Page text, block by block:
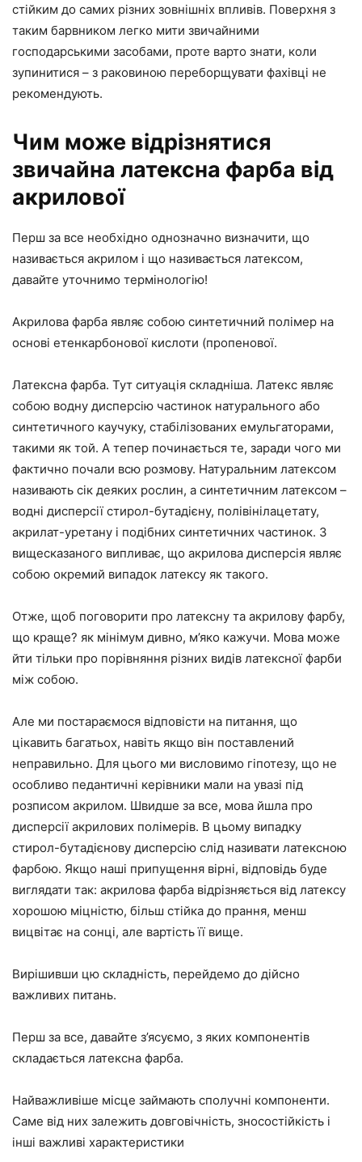
стійким до самих різних зовнішніх впливів. Поверхня з
таким барвником легко мити звичайними
господарськими засобами, проте варто знати, коли
зупинитися – з раковиною переборщувати фахівці не
рекомендують.
Чим може відрізнятися
звичайна латексна фарба від
акрилової
Перш за все необхідно однозначно визначити, що
називається акрилом і що називається латексом,
давайте уточнимо термінологію!
Акрилова фарба являє собою синтетичний полімер на
основі етенкарбонової кислоти (пропенової.
Латексна фарба. Тут ситуація складніша. Латекс являє
собою водну дисперсію частинок натурального або
синтетичного каучуку, стабілізованих емульгаторами,
такими як той. А тепер починається те, заради чого ми
фактично почали всю розмову. Натуральним латексом
називають сік деяких рослин, а синтетичним латексом –
водні дисперсії стирол-бутадієну, полівінілацетату,
акрилат-уретану і подібних синтетичних частинок. З
вищесказаного випливає, що акрилова дисперсія являє
собою окремий випадок латексу як такого.
Отже, щоб поговорити про латексну та акрилову фарбу,
що краще? як мінімум дивно, м’яко кажучи. Мова може
йти тільки про порівняння різних видів латексної фарби
між собою.
Але ми постараємося відповісти на питання, що
цікавить багатьох, навіть якщо він поставлений
неправильно. Для цього ми висловимо гіпотезу, що не
особливо педантичні керівники мали на увазі під
розписом акрилом. Швидше за все, мова йшла про
дисперсії акрилових полімерів. В цьому випадку
стирол-бутадієнову дисперсію слід називати латексною
фарбою. Якщо наші припущення вірні, відповідь буде
виглядати так: акрилова фарба відрізняється від латексу
хорошою міцністю, більш стійка до прання, менш
вицвітає на сонці, але вартість її вище.
Вирішивши цю складність, перейдемо до дійсно
важливих питань.
Перш за все, давайте з’ясуємо, з яких компонентів
складається латексна фарба.
Найважливіше місце займають сполучні компоненти.
Саме від них залежить довговічність, зносостійкість і
інші важливі характеристики